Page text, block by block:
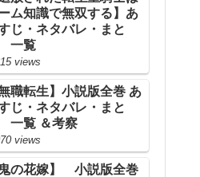
ム知識で無双する】あ
じ・ネタバレ・まと
一覧
views
無職転生】小説版全巻 あ
じ・ネタバレ・まと
一覧 ＆考察
views
鬼の花嫁】 小説版全巻